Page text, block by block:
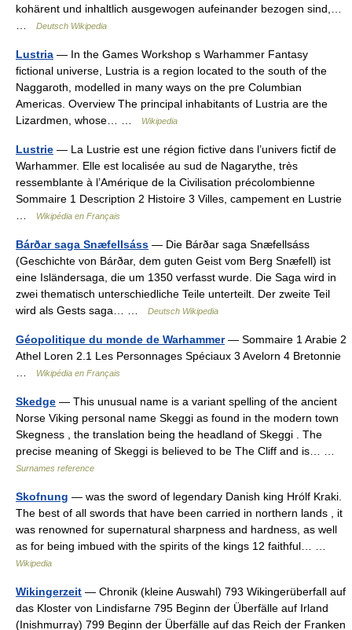
kohärent und inhaltlich ausgewogen aufeinander bezogen sind,…
Deutsch Wikipedia
Lustria — In the Games Workshop s Warhammer Fantasy
fictional universe, Lustria is a region located to the south of the
Naggaroth, modelled in many ways on the pre Columbian
Americas. Overview The principal inhabitants of Lustria are the
Lizardmen, whose… …
Wikipedia
Lustrie — La Lustrie est une région fictive dans l’univers fictif de
Warhammer. Elle est localisée au sud de Nagarythe, très
ressemblante à l’Amérique de la Civilisation précolombienne
Sommaire 1 Description 2 Histoire 3 Villes, campement en Lustrie
Wikipédia en Français
Bárðar saga Snæfellsáss — Die Bárðar saga Snæfellsáss
(Geschichte von Bárðar, dem guten Geist vom Berg Snæfell) ist
eine Isländersaga, die um 1350 verfasst wurde. Die Saga wird in
zwei thematisch unterschiedliche Teile unterteilt. Der zweite Teil
wird als Gests saga… …
Deutsch Wikipedia
Géopolitique du monde de Warhammer— Sommaire 1 Arabie 2
Athel Loren 2.1 Les Personnages Spéciaux 3 Avelorn 4 Bretonnie
Wikipédia en Français
Skedge — This unusual name is a variant spelling of the ancient
Norse Viking personal name Skeggi as found in the modern town
Skegness , the translation being the headland of Skeggi . The
precise meaning of Skeggi is believed to be The Cliff and is… …
Surnames reference
Skofnung — was the sword of legendary Danish king Hrólf Kraki.
The best of all swords that have been carried in northern lands , it
was renowned for supernatural sharpness and hardness, as well
as for being imbued with the spirits of the kings 12 faithful… …
Wikipedia
Wikingerzeit — Chronik (kleine Auswahl) 793 Wikingerüberfall auf
das Kloster von Lindisfarne 795 Beginn der Überfälle auf Irland
(Inishmurray) 799 Beginn der Überfälle auf das Reich der Franken